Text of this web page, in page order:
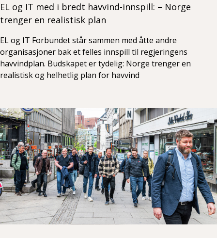
EL og IT med i bredt havvind-innspill: – Norge
trenger en realistisk plan
EL og IT Forbundet står sammen med åtte andre
organisasjoner bak et felles innspill til regjeringens
havvindplan. Budskapet er tydelig: Norge trenger en
realistisk og helhetlig plan for havvind